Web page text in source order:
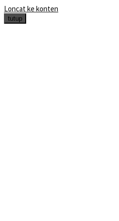
Loncat ke konten
tutup